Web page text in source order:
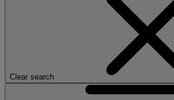
Clear search